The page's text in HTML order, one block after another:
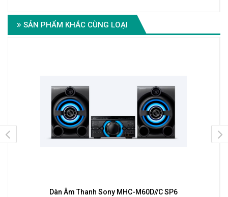
SẢN PHẨM KHÁC CÙNG LOẠI
Dàn Âm Thanh Sony MHC-M60D//C SP6